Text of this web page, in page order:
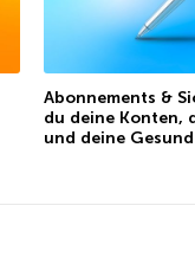
Abonnements &
du deine Konten,
und deine